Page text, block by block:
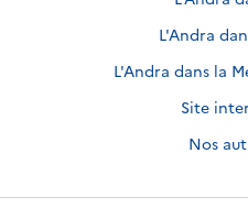
L'Andra
L'Andra dans la
Site
Nos